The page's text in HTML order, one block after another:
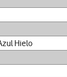
Hielo